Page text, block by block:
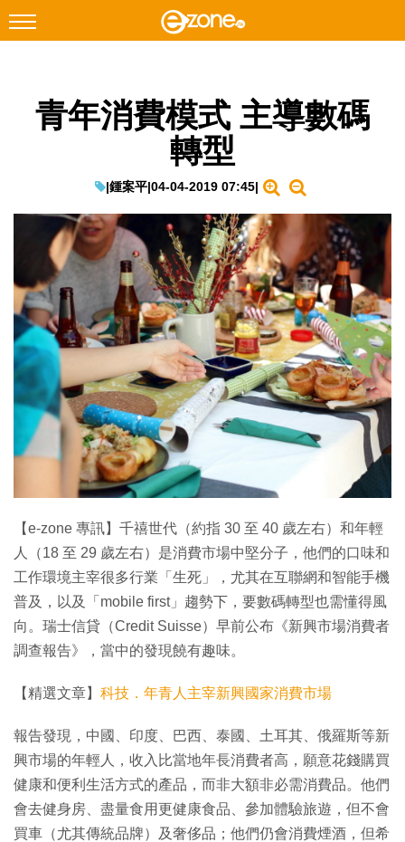
Facebook Instagram
遊戲動漫
教學評測
EduTech
IT Times
生成式AI與雲端應用
Enterprise Digital Transformation
特集
青年消費模式 主導數碼
轉型
|鍾案平|04-04-2019 07:45|
【e-zone 專訊】千禧世代（約指 30 至 40 歲左右）和年輕
人（18 至 29 歲左右）是消費市場中堅分子，他們的口味和
工作環境主宰很多行業「生死」，尤其在互聯網和智能手機
普及，以及「mobile first」趨勢下，要數碼轉型也需懂得風
向。瑞士信貸（Credit Suisse）早前公布《新興市場消費者
調查報告》，當中的發現饒有趣味。
【精選文章】 科技．年青人主宰新興國家消費市場
報告發現，中國、印度、巴西、泰國、土耳其、俄羅斯等新
興市場的年輕人，收入比當地年長消費者高，願意花錢購買
健康和便利生活方式的產品，而非大額非必需消費品。他們
會去健身房、盡量食用更健康食品、參加體驗旅遊，但不會
買車（尤其傳統品牌）及奢侈品；他們仍會消費煙酒，但希